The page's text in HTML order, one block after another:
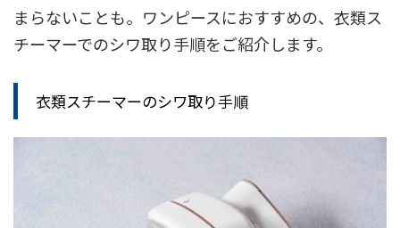
まらないことも。ワンピースにおすすめの、衣類ス
チーマーでのシワ取り手順をご紹介します。
衣類スチーマーのシワ取り手順